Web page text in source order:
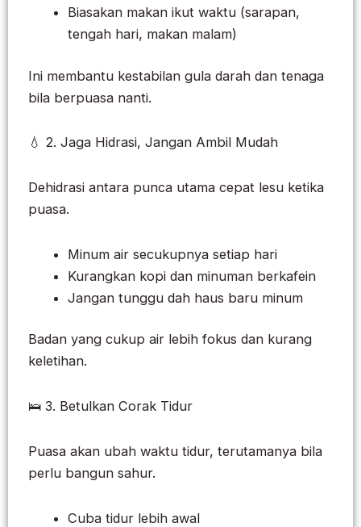
Biasakan makan ikut waktu (sarapan,
tengah hari, makan malam)
Ini membantu kestabilan gula darah dan tenaga
bila berpuasa nanti.
💧 2. Jaga Hidrasi, Jangan Ambil Mudah
Dehidrasi antara punca utama cepat lesu ketika
puasa.
Minum air secukupnya setiap hari
Kurangkan kopi dan minuman berkafein
Jangan tunggu dah haus baru minum
Badan yang cukup air lebih fokus dan kurang
keletihan.
🛌 3. Betulkan Corak Tidur
Puasa akan ubah waktu tidur, terutamanya bila
perlu bangun sahur.
Cuba tidur lebih awal